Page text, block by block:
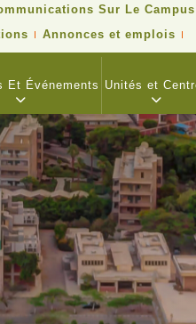
Sur Le Campus
Annonces et emplois
Et Événements Unités et